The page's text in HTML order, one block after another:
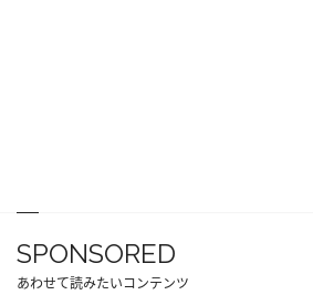
SPONSORED
あわせて読みたいコンテンツ